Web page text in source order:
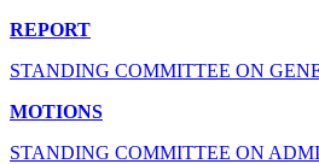
REPORT
STANDING COMMITTEE ON
MOTIONS
STANDING COMMITTEE ON